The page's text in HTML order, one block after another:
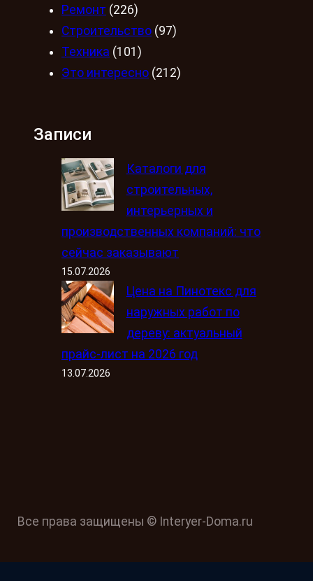
Ремонт (226)
Строительство (97)
Техника (101)
Это интересно (212)
Записи
Каталоги для
строительных,
интерьерных и
производственных компаний: что
сейчас заказывают
15.07.2026
Цена на Пинотекс для
наружных работ по
дереву: актуальный
прайс-лист на 2026 год
13.07.2026
Все права защищены © Interyer-Doma.ru